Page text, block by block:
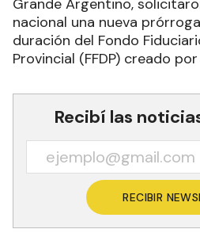
Grande Argentino,
nacional una nueva
duración del Fondo
Provincial (FFDP) creado
Recibí las
RECIBIR